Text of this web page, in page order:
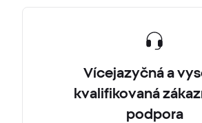
Vícejazyčná a
kvalifikovaná
podpora